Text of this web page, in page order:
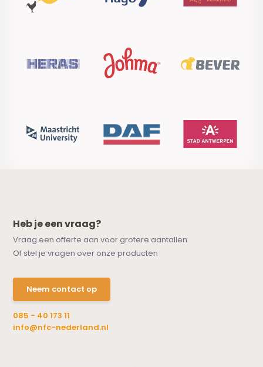
Heb je een vraag?
Vraag een offerte aan voor grotere aantallen
Of stel je vragen over onze producten
Neem contact op
085 - 40 173 11
info@nfc-nederland.nl